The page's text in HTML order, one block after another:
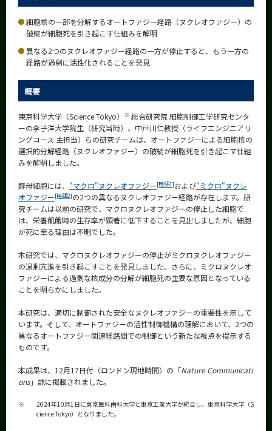
細胞核の一部を分解するオートファジー経路（ヌクレオファジー）の
破綻が細胞死を引き起こす仕組みを解明
異なる2つのヌクレオファジー経路の一方が停止すると、もう一方の
経路が過剰に活性化されることを発見
概要
東京科学大学（Science Tokyo） ※ 総合研究院 細胞制御工学研究センタ
ーの李子洋大学院生（研究当時）、中戸川仁教授（ライフエンジニアリ
ングコース 主担当）らの研究チームは、オートファジーによる細胞核の
選択的分解経路（ヌクレオファジー）の破綻が細胞死を引き起こす仕組
みを解明しました。
酵母細胞には、 "マクロ"ヌクレオファジー[用語1]および"ミクロ"ヌクレ
オファジー[用語2]の2つの異なるヌクレオファジー経路が存在します。研
究チームは以前の研究で、マクロヌクレオファジーの停止した細胞で
は、栄養飢餓時の生存率が顕著に低下することを見出しましたが、細胞
が死に至る理由は不明でした。
本研究では、マクロヌクレオファジーの停止がミクロヌクレオファジー
の過剰亢進を引き起こすことを発見しました。さらに、ミクロヌクレオ
ファジーによる過剰な核成分の分解が細胞死の主要な原因となっている
ことを明らかにしました。
本研究は、適切に制御された安全なヌクレオファジーの重要性を示して
います。そして、オートファジーの活性制御機構の理解において、2つの
異なるオートファジー関連経路間での制御という新たな視点を提示する
ものです。
本成果は、12月17日付（ロンドン現地時間）の「Nature Communicati
ons」誌に掲載されました。
※
2024年10月1日に東京医科歯科大学と東京工業大学が統合し、東京科学大学（S
cience Tokyo）となりました。
生命理工学系 News
News
News 一覧
カテゴリ別
月別
イベントカレンダー
Event Calendar
サイト構成
系詳細情報
CLOSE